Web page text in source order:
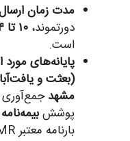
مدت زمان
دورتموند، ۱۰ تا ۱۴ روز کاری
است.
پایانه‌های
(بعثت و
مشهد
پوششبیمه‌نامه رایگان
بارنامه معتبر CMR بین‌المللی ارسال می‌گردد.